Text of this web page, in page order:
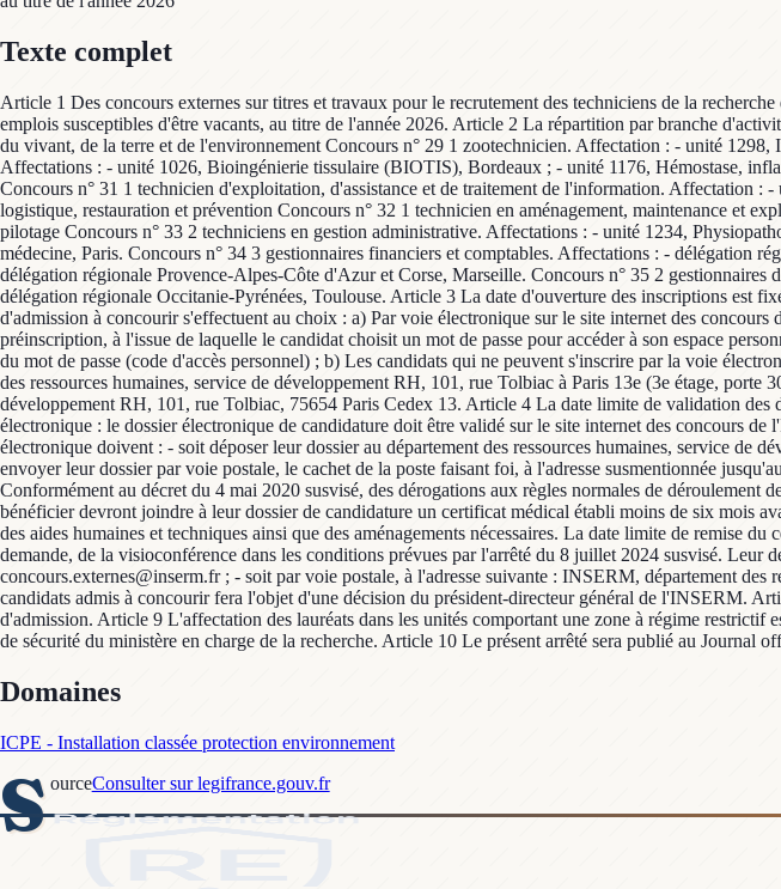
Texte complet
Article 1 Des concours externes sur titres et travaux pour le recrutement des techniciens de la
emplois susceptibles d'être vacants, au titre de l'année 2026. Article 2 La répartition par branche
du vivant, de la terre et de l'environnement Concours n° 29 1 zootechnicien. Affectation : - unité
Affectations : - unité 1026, Bioingénierie tissulaire (BIOTIS), Bordeaux ; - unité 1176, Hémostase,
Concours n° 31 1 technicien d'exploitation, d'assistance et de traitement de l'information. Affectation
logistique, restauration et prévention Concours n° 32 1 technicien en aménagement, maintenance et
pilotage Concours n° 33 2 techniciens en gestion administrative. Affectations : - unité 1234,
médecine, Paris. Concours n° 34 3 gestionnaires financiers et comptables. Affectations : - délégation
délégation régionale Provence-Alpes-Côte d'Azur et Corse, Marseille. Concours n° 35 2
délégation régionale Occitanie-Pyrénées, Toulouse. Article 3 La date d'ouverture des inscriptions est
d'admission à concourir s'effectuent au choix : a) Par voie électronique sur le site internet des
préinscription, à l'issue de laquelle le candidat choisit un mot de passe pour accéder à son espace
du mot de passe (code d'accès personnel) ; b) Les candidats qui ne peuvent s'inscrire par la voie
des ressources humaines, service de développement RH, 101, rue Tolbiac à Paris 13e (3e étage, porte
développement RH, 101, rue Tolbiac, 75654 Paris Cedex 13. Article 4 La date limite de validation
électronique : le dossier électronique de candidature doit être validé sur le site internet des concours
électronique doivent : - soit déposer leur dossier au département des ressources humaines, service
envoyer leur dossier par voie postale, le cachet de la poste faisant foi, à l'adresse susmentionnée
Conformément au décret du 4 mai 2020 susvisé, des dérogations aux règles normales de
bénéficier devront joindre à leur dossier de candidature un certificat médical établi moins de six mois
des aides humaines et techniques ainsi que des aménagements nécessaires. La date limite de remise
demande, de la visioconférence dans les conditions prévues par l'arrêté du 8 juillet 2024 susvisé. Leur
concours.externes@inserm.fr ; - soit par voie postale, à l'adresse suivante : INSERM, département
candidats admis à concourir fera l'objet d'une décision du président-directeur général de l'INSERM.
d'admission. Article 9 L'affectation des lauréats dans les unités comportant une zone à régime
de sécurité du ministère en charge de la recherche. Article 10 Le présent arrêté sera publié au Journal
Domaines
ICPE - Installation classée protection environnement
S ourceConsulter sur legifrance.gouv.fr